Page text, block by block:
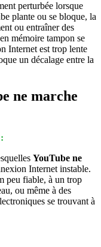
perturbée lorsque
plante ou se bloque, la
ou entraîner des
mémoire tampon se
Internet est trop lente
un décalage entre la
ne marche
YouTube ne
Internet instable.
peu fiable, à un trop
ou même à des
se trouvant à